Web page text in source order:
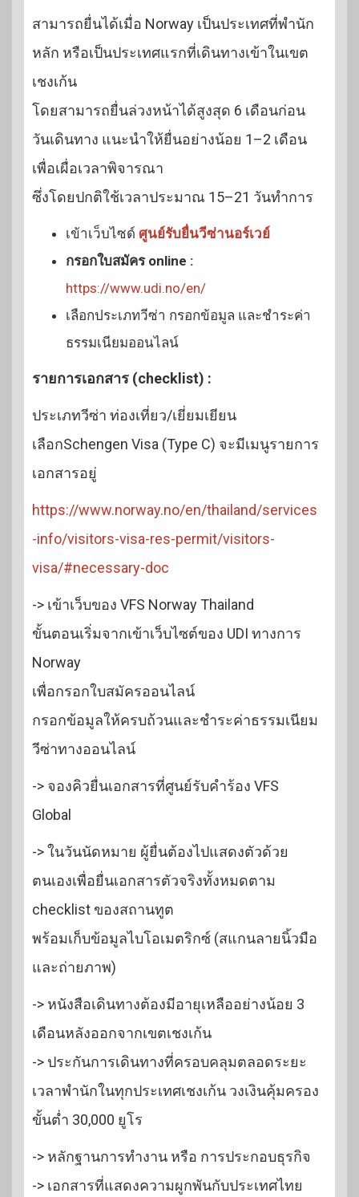
สามารถยื่นได้เมื่อ Norway เป็นประเทศที่พำนัก
หลัก หรือเป็นประเทศแรกที่เดินทางเข้าในเขต
เชงเก้น
โดยสามารถยื่นล่วงหน้าได้สูงสุด 6 เดือนก่อน
วันเดินทาง แนะนำให้ยื่นอย่างน้อย 1–2 เดือน
เพื่อเผื่อเวลาพิจารณา
ซึ่งโดยปกติใช้เวลาประมาณ 15–21 วันทำการ
เข้าเว็บไซด์ ศูนย์รับยื่นวีซ่านอร์เวย์
กรอกใบสมัคร online :
https://www.udi.no/en/
เลือกประเภทวีซ่า กรอกข้อมูล และชำระค่า
ธรรมเนียมออนไลน์
รายการเอกสาร (checklist) :
ประเภทวีซ่า ท่องเที่ยว/เยี่ยมเยียน
เลือกSchengen Visa (Type C) จะมีเมนูรายการ
เอกสารอยู่
https://www.norway.no/en/thailand/services
-info/visitors-visa-res-permit/visitors-
visa/#necessary-doc
-> เข้าเว็บของ VFS Norway Thailand
ขั้นตอนเริ่มจากเข้าเว็บไซต์ของ UDI ทางการ
Norway
เพื่อกรอกใบสมัครออนไลน์
กรอกข้อมูลให้ครบถ้วนและชำระค่าธรรมเนียม
วีซ่าทางออนไลน์
-> จองคิวยื่นเอกสารที่ศูนย์รับคำร้อง VFS
Global
-> ในวันนัดหมาย ผู้ยื่นต้องไปแสดงตัวด้วย
ตนเองเพื่อยื่นเอกสารตัวจริงทั้งหมดตาม
checklist ของสถานทูต
พร้อมเก็บข้อมูลไบโอเมตริกซ์ (สแกนลายนิ้วมือ
และถ่ายภาพ)
-> หนังสือเดินทางต้องมีอายุเหลืออย่างน้อย 3
เดือนหลังออกจากเขตเชงเก้น
-> ประกันการเดินทางที่ครอบคลุมตลอดระยะ
เวลาพำนักในทุกประเทศเชงเก้น วงเงินคุ้มครอง
ขั้นต่ำ 30,000 ยูโร
-> หลักฐานการทำงาน หรือ การประกอบธุรกิจ
-> เอกสารที่แสดงความผูกพันกับประเทศไทย